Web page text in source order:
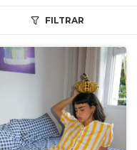
FILTRAR